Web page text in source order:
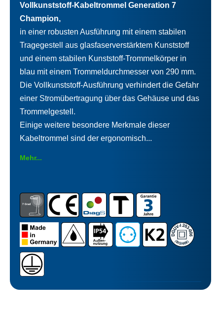
Vollkunststoff-Kabeltrommel Generation 7
Champion,
in einer robusten Ausführung mit einem stabilen
Tragegestell aus glasfaserverstärktem Kunststoff
und einem stabilen Kunststoff-Trommelkörper in
blau mit einem Trommeldurchmesser von 290 mm.
Die Vollkunststoff-Ausführung verhindert die Gefahr
einer Stromübertragung über das Gehäuse und das
Trommelgestell.
Einige weitere besondere Merkmale dieser
Kabeltrommel sind der ergonomisch...
Mehr...